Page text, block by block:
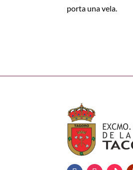
porta una vela.